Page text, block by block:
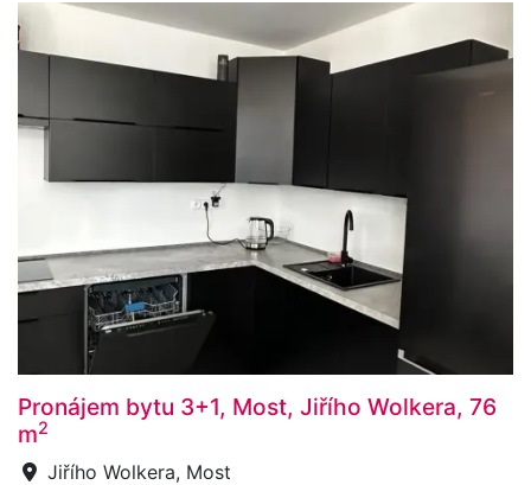
Pronájem bytu 3+1, Most, Jiřího Wolkera, 76
m2
Jiřího Wolkera, Most